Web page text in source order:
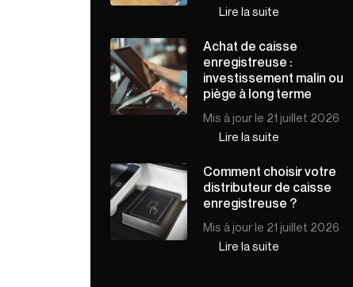
Lire la suite
Achat de caisse
enregistreuse :
investissement malin ou
piège à long terme
Mis à jour le 21 juillet 2026
Lire la suite
Comment choisir votre
distributeur de caisse
enregistreuse ?
Mis à jour le 21 juillet 2026
Lire la suite